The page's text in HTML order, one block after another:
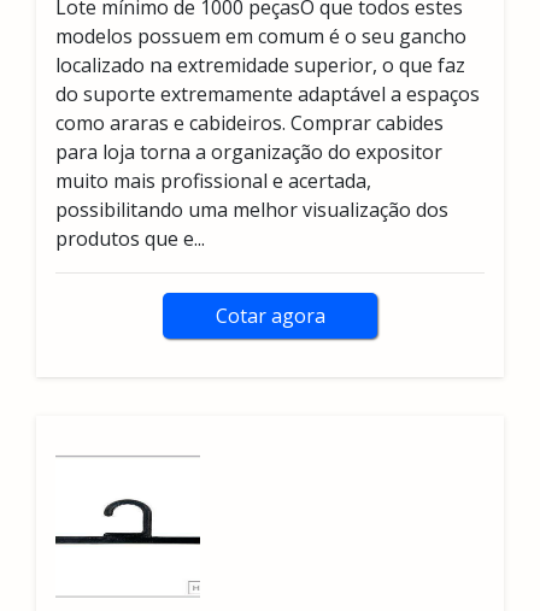
Lote mínimo de 1000 peçasO que todos estes
modelos possuem em comum é o seu gancho
localizado na extremidade superior, o que faz
do suporte extremamente adaptável a espaços
como araras e cabideiros. Comprar cabides
para loja torna a organização do expositor
muito mais profissional e acertada,
possibilitando uma melhor visualização dos
produtos que e...
Cotar agora